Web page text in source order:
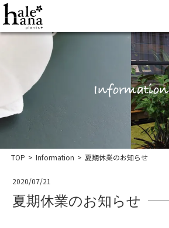
ホーム
オンラインストア
法人の方はこちらへ
イベント
グリーン
Information
TOP > Information > 夏期休業のお知らせ
2020/07/21
夏期休業のお知らせ